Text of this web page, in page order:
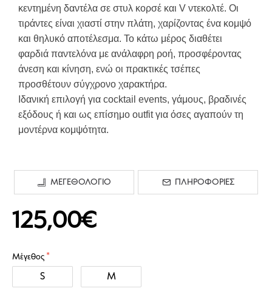
125,00€
Μέγεθος
S M
κεντημένη δαντέλα σε στυλ κορσέ και V ντεκολτέ. Οι
τιράντες είναι χιαστί στην πλάτη, χαρίζοντας ένα κομψό
και θηλυκό αποτέλεσμα. Το κάτω μέρος διαθέτει
φαρδιά παντελόνα με ανάλαφρη ροή, προσφέροντας
άνεση και κίνηση, ενώ οι πρακτικές τσέπες
προσθέτουν σύγχρονο χαρακτήρα.
Ιδανική επιλογή για cocktail events, γάμους, βραδινές
εξόδους ή και ως επίσημο outfit για όσες αγαπούν τη
μοντέρνα κομψότητα.
ΜΕΓΕΘΟΛΟΓΙΟ ΠΛΗΡΟΦΟΡΙΕΣ